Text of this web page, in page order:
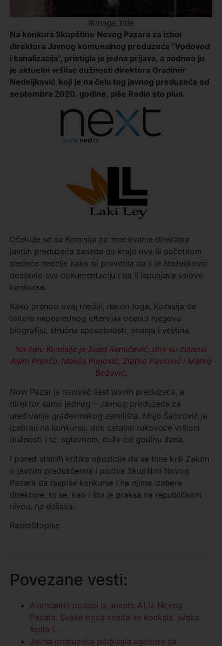
#image_title
Na konkurs Skupštine Novog Pazara za izbor
direktora Javnog komunalnog preduzeća “Vodovod
i kanalizacija”, pristigla je jedna prijava, a podneo ju
je aktuelni vršilac dužnosti direktora Gradimir
Nedeljković, koji je na čelu tog javnog preduzeća od
septembra 2020. godine, piše Radio sto plus.
Očekuje se da Komisija za imenovanje direktora
javnih preduzeća zaseda do kraja ove ili početkom
sledeće nedelje kako bi proverila da li je Nedeljković
dostavio svu dokumentaciju i da li ispunjava uslove
konkursa.
Kako prenosi ovaj mediji, nakon toga, Komisija će
tokom neposrednog intervjua oceniti njegovu
biografiju, stručne sposobnosti, znanja i veštine.
Na čelu Komisije je Suad Ramičević, dok su članovi
Asim Prenča, Malića Plojović, Zlatko Pavlović i Marko
Božović.
Novi Pazar je osnivač šest javnih preduzeća, a
direktor samo jednog – Javnog preduzeća za
uređivanje građevinskog zemljišta, Mujo Šaćirović je
izabran na konkursu, dok ostalim rukovode vršioci
dužnosti i to, uglavnom, duže od godinu dana.
I pored stalnih kritika opozicije da se time krši Zakon
o javnim preduzćeima i poziva Skupštini Novog
Pazara da raspiše konkurse i na njima izabere
direktore, to se, kao i što je praksa na republičkom
nivou, ne dešava.
RadioStoplus
Povezane vesti:
Alarmantni podaci iz ankete A1 iz Novog
Pazara: Svaka treća osoba se kockala, svaka
šesta i…
Javna preduzeća potpisala ugovore za